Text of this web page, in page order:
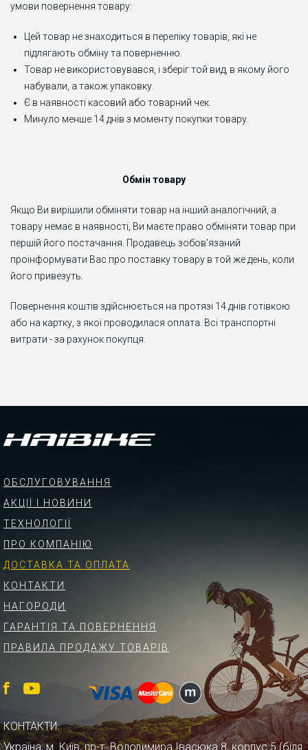
умови повернення товару:
Цей товар не знаходиться в переліку товарів, які не
підлягають обміну та поверненню.
Товар не використовувався, і зберіг той вид, в якому його
набували, а також упаковку.
Є в наявності касовий або товарний чек.
Минуло менше 14 днів з моменту покупки товару.
Обмін товару
Якщо Ви вирішили обміняти товар на інший аналогічний, а
товару немає в наявності, Ви маєте право обміняти товар при
першій його постачання. Продавець зобов'язаний
проінформувати Вас про поставку товару в той же день, коли
його привезуть.
Повернення коштів здійснюється на протязі 14 днів готівкою
або на картку, з якої проводилася оплата. Всі транспортні
витрати - за рахунок покупця.
ОБСЛУГОВУВАННЯ
АКЦІЇ І НОВИНИ
ТЕХНОЛОГІЇ
ПРО КОМПАНІЮ
ДОСТАВКА ТА ОПЛАТА
КОНТАКТИ
НАГОРОДИ
ГАРАНТІЯ ТА ПОВЕРНЕННЯ
ПРАВИЛА ПРОДАЖУ ТОВАРІВ
КОНТАКТИ:
Україна, м. Київ, пр-т. Володимира Івасюка 8, корпус 5 (біля